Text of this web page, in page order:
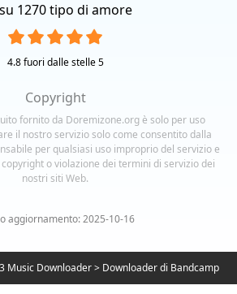
su 1270tipo di amore
4.8fuori dalle stelle 5
Copyright
fornito da Doremizone.org è solo per uso
il nostro servizio solo come consentito dalla
per qualsiasi uso improprio del servizio e
o violazione dei termini di servizio dei
nostri siti Web.
aggiornamento: 2025-10-16
Music Downloader> Downloader di Bandcamp